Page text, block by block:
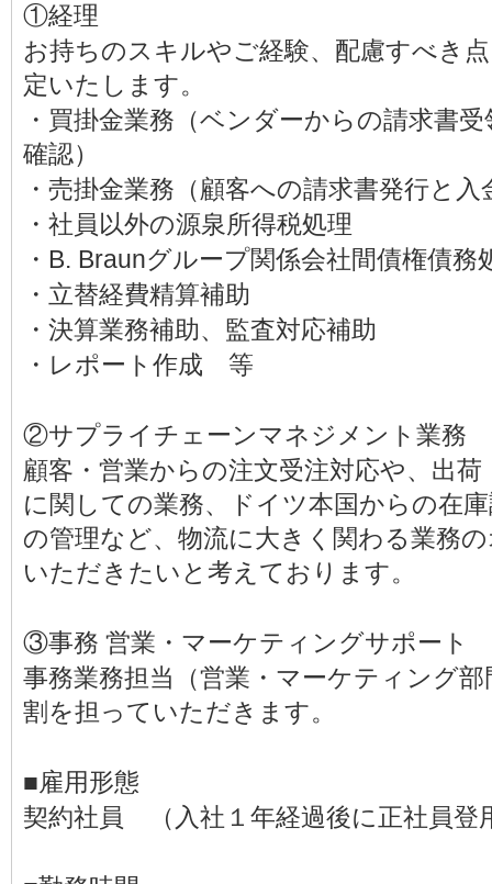
①経理
お持ちのスキルやご経験、配慮すべき
定いたします。
・買掛金業務（ベンダーからの請求書
確認）
・売掛金業務（顧客への請求書発行と入
・社員以外の源泉所得税処理
・B. Braunグループ関係会社間債権債務
・立替経費精算補助
・決算業務補助、監査対応補助
・レポート作成 等
②サプライチェーンマネジメント業務
顧客・営業からの注文受注対応や、出
に関しての業務、ドイツ本国からの在
の管理など、物流に大きく関わる業務
いただきたいと考えております。
③事務 営業・マーケティングサポート
事務業務担当（営業・マーケティング
割を担っていただきます。
■雇用形態
契約社員 （入社１年経過後に正社員登